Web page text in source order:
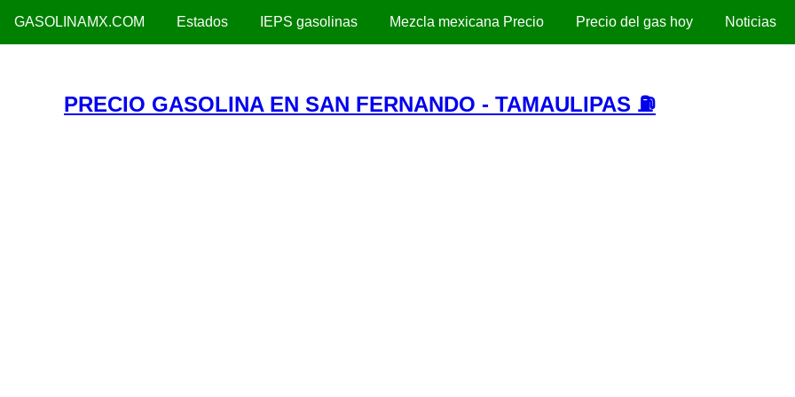
GASOLINAMX.COM Estados IEPS gasolinas Mezcla mexicana Precio Precio del gas hoy Noticias
PRECIO GASOLINA EN SAN FERNANDO - TAMAULIPAS ⛽